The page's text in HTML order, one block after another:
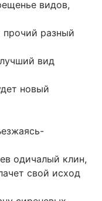
видов,
прочий разный
вид
новый
одичалый клин,
свой исход